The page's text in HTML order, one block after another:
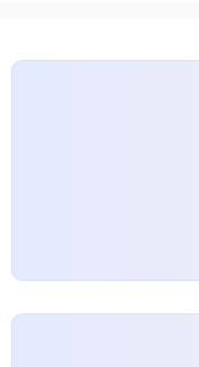
해당 채널이 안 보이게만